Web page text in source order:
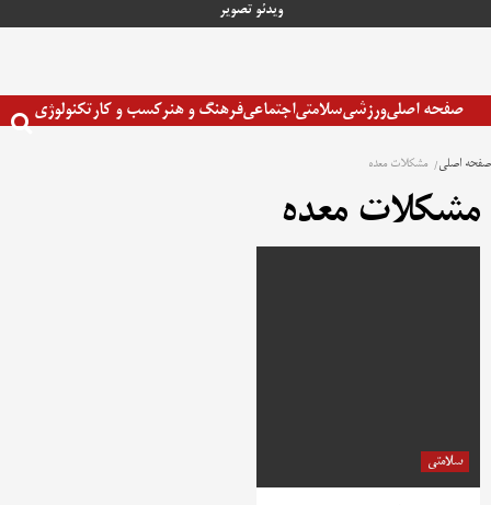
ویدئو تصویر
صفحه اصلیورزشیسلامتیاجتماعیفرهنگ و هنرکسب و کارتکنولوژی
صفحه اصلی مشکلات معده
مشکلات معده
سلامتی